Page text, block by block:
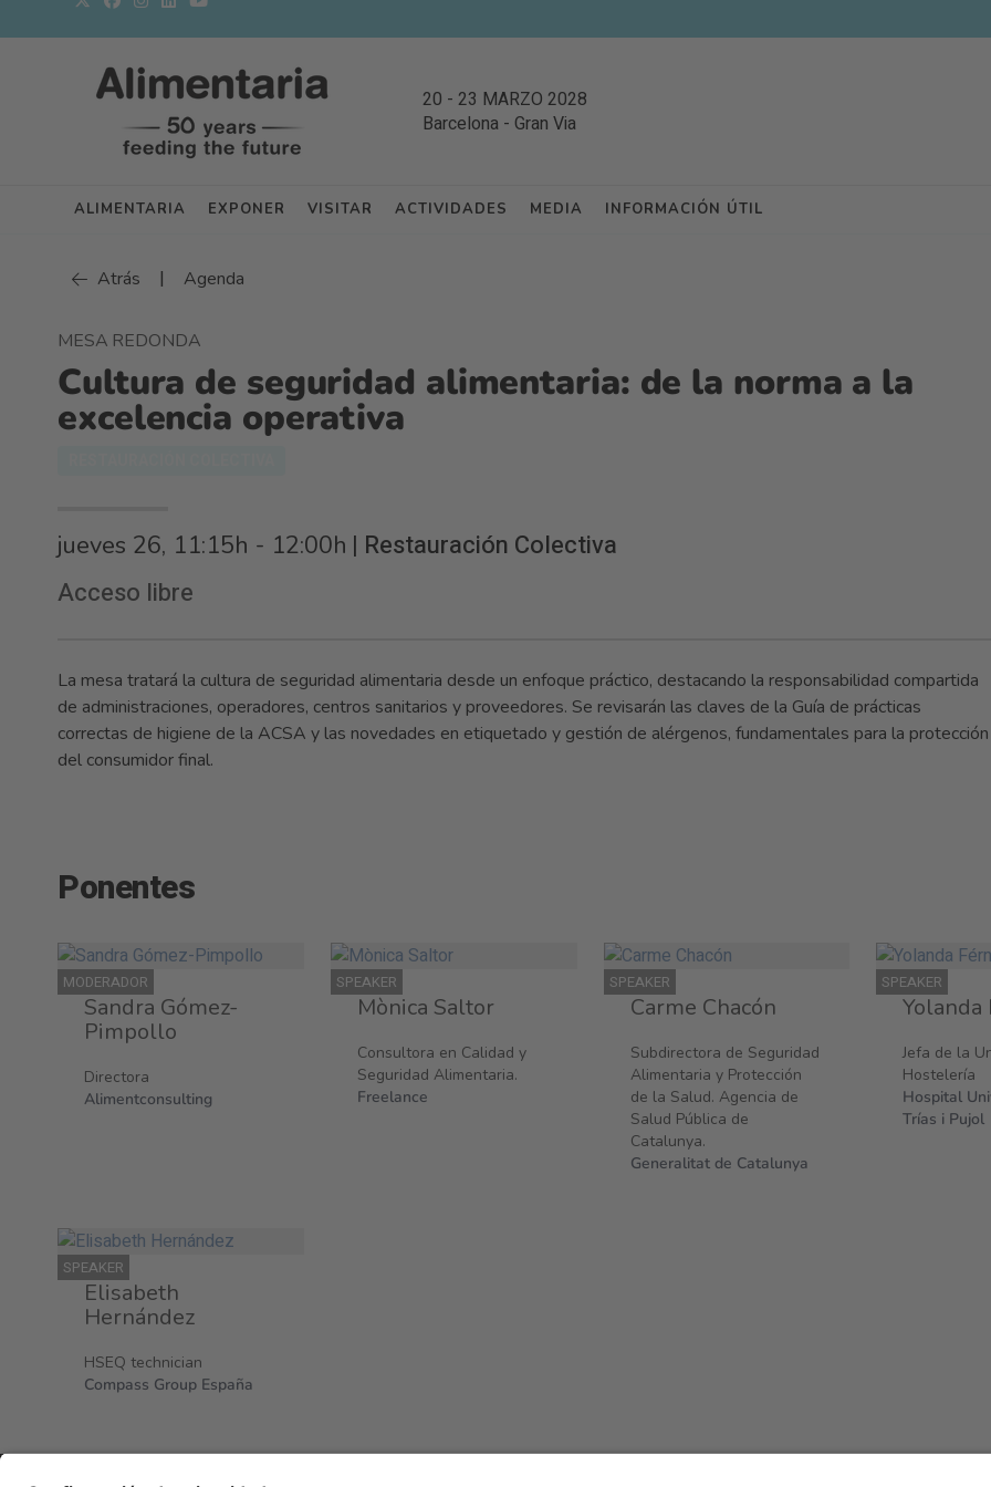
20 - 23 MARZO 2028
Barcelona - Gran Via
ALIMENTARIA EXPONER VISITAR ACTIVIDADES MEDIA INFORMACIÓN ÚTIL
Atrás | Agenda
MESA REDONDA
Cultura de seguridad alimentaria: de la norma a la
excelencia operativa
jueves 26, 11:15h - 12:00h | Restauración Colectiva
Acceso libre
La mesa tratará la cultura de seguridad alimentaria desde un enfoque práctico, destacando la responsabilidad compartida
de administraciones, operadores, centros sanitarios y proveedores. Se revisarán las claves de la Guía de prácticas
correctas de higiene de la ACSA y las novedades en etiquetado y gestión de alérgenos, fundamentales para la protección
del consumidor final.
Ponentes
SPEAKER
Yolanda
Jefa de la
Hostelería
Hospital
Trías i Pujol
SPEAKER
Mònica Saltor
Consultora en Calidad y
Seguridad Alimentaria.
Freelance
MODERADOR
Sandra Gómez-
Pimpollo
Directora
Alimentconsulting
SPEAKER
Carme Chacón
Subdirectora de Seguridad
Alimentaria y Protección
de la Salud. Agencia de
Salud Pública de
Catalunya.
Generalitat de Catalunya
SPEAKER
Elisabeth
Hernández
HSEQ technician
Compass Group España